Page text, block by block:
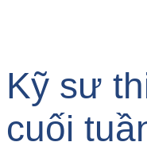
Kỹ sư
cuối